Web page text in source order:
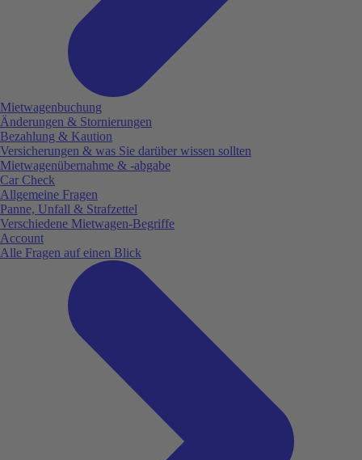
Mietwagenbuchung
Änderungen & Stornierungen
Bezahlung & Kaution
Versicherungen & was Sie darüber wissen sollten
Mietwagenübernahme & -abgabe
Car Check
Allgemeine Fragen
Panne, Unfall & Strafzettel
Verschiedene Mietwagen-Begriffe
Account
Alle Fragen auf einen Blick